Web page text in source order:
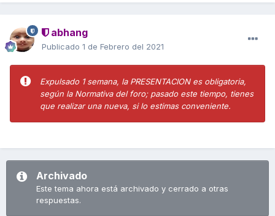
abhang
Publicado 1 de Febrero del 2021
Expulsado 1 semana, la PRESENTACION es obligatoria,
según la Normativa del foro; pasado este tiempo, tienes
que realizar una nueva, si lo estimas conveniente.
Archivado
Este tema ahora está archivado y cerrado a otras
respuestas.